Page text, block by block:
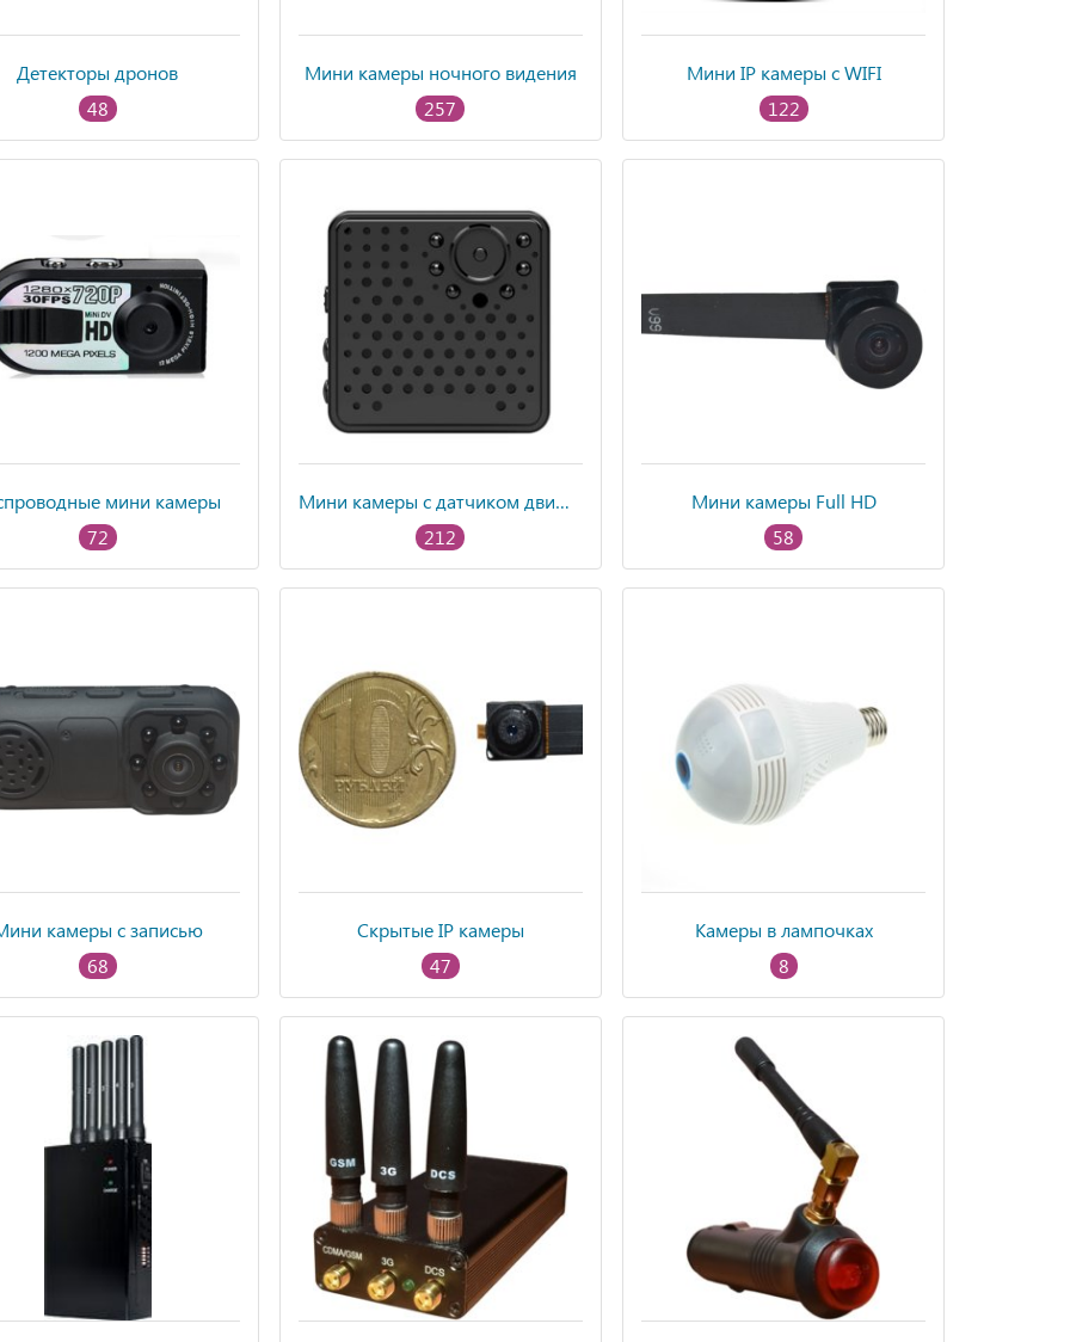
Детекторы дронов
48
Мини камеры ночного видения
257
Мини IP камеры с WIFI
122
мини камеры
72
Мини камеры с датчиком движения
212
Мини камеры Full HD
58
камеры с записью
68
Скрытые IP камеры
47
Камеры в лампочках
8